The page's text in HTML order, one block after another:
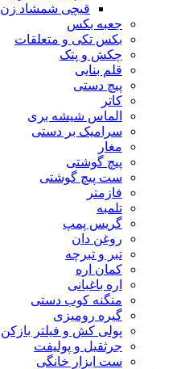
قیچی شمشاد زن
جعبه بکس
بکس تکی و متعلقات
چکش و پتک
قلم بنایی
پیچ دستی
کاتر
الماس شیشه بری
سرامیک بر دستی
مغار
پیچ گوشتی
ست پیچ گوشتی
فازمتر
تلمبه
گریس پمپ
روغن دان
تبر و تبرچه
کمان اره
اره باغبانی
منگنه کوب دستی
گیره رومیزی
پولی کش و فیلتر بازکن
جرثقیل و پولیفت
ست ابزار خانگی